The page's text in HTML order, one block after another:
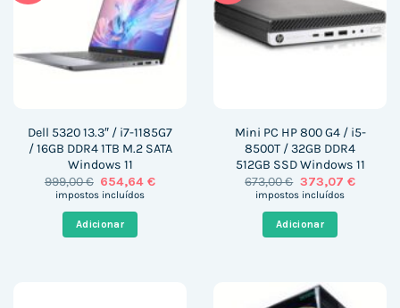
Dell 5320 13.3″ / i7-1185G7
/ 16GB DDR4 1TB M.2 SATA
Windows 11
999,00€ O
preço
999,00 €.
654,64€O
impostos incluídos
Adicionar
Mini PC HP 800 G4 / i5-
8500T / 32GB DDR4
512GB SSD Windows 11
673,00€ O
preço
era:
673,00 €.
373,07 €O
impostos incluídos
Adicionar